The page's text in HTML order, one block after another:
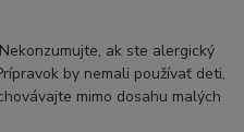
ak ste alergický
by nemali používať deti,
mimo dosahu malých